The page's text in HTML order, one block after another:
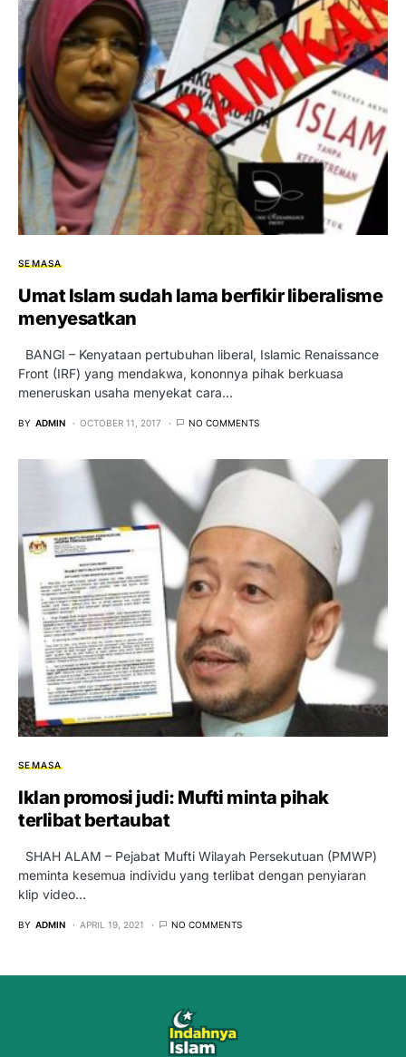
SEMASA
Umat Islam sudah lama berfikir liberalisme
menyesatkan
BANGI – Kenyataan pertubuhan liberal, Islamic Renaissance
Front (IRF) yang mendakwa, kononnya pihak berkuasa
meneruskan usaha menyekat cara…
BY ADMIN OCTOBER 11, 2017 NO COMMENTS
SEMASA
Iklan promosi judi: Mufti minta pihak
terlibat bertaubat
SHAH ALAM – Pejabat Mufti Wilayah Persekutuan (PMWP)
meminta kesemua individu yang terlibat dengan penyiaran
klip video…
BY ADMIN APRIL 19, 2021 NO COMMENTS